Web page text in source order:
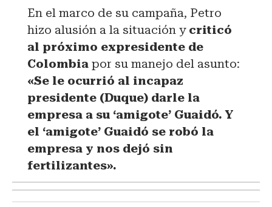
En el marco de su campaña, Petro
hizo alusión a la situación y criticó
al próximo expresidente de
Colombia por su manejo del asunto:
«Se le ocurrió al incapaz
presidente (Duque) darle la
empresa a su ‘amigote’ Guaidó. Y
el ‘amigote’ Guaidó se robó la
empresa y nos dejó sin
fertilizantes».